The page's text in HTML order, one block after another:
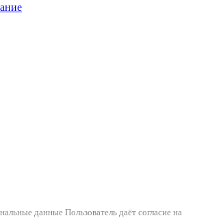
данные Пользователь даёт согласие на